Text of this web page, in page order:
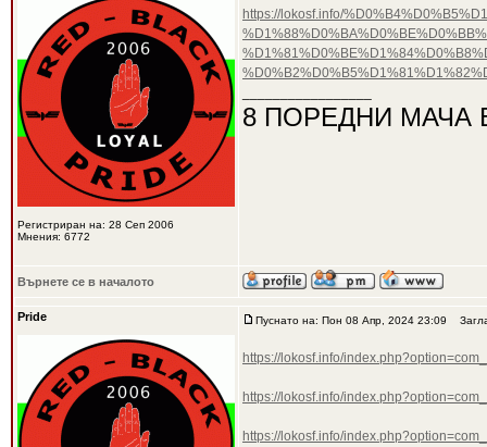
Регистриран на: 28 Сеп 2006
Мнения: 6772
https://lokosf.info/
8 ПОРЕДНИ МАЧА
Върнете се в началото
Pride Пуснато на: Пон 08 Апр, 2024 23:09
https://lokosf.info/
https://lokosf.info/
https://lokosf.info/